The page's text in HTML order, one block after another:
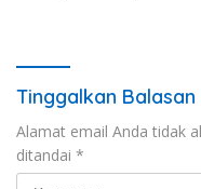
Tinggalkan Balasan
Alamat email Anda tidak
ditandai *